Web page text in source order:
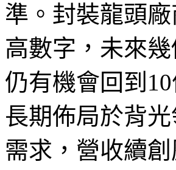
準。封裝龍頭
高數字，未來
仍有機會回到
長期佈局於背
需求，營收續